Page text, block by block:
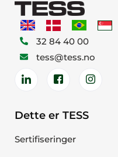
32 84 40 00
tess@tess.no
Dette er TESS
Sertifiseringer